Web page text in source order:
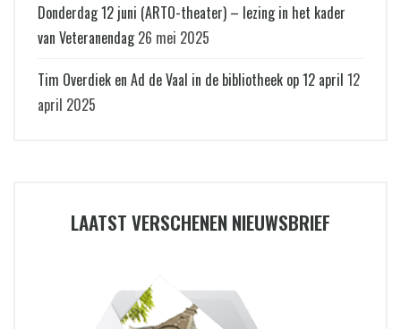
Donderdag 12 juni (ARTO-theater) – lezing in het kader
van Veteranendag 26 mei 2025
Tim Overdiek en Ad de Vaal in de bibliotheek op 12 april 12
april 2025
LAATST VERSCHENEN NIEUWSBRIEF